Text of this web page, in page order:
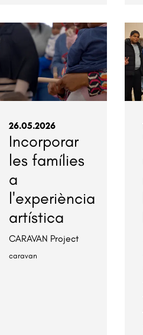
26.05.2026
Incorporar
les famílies
a
l'experiència
artística
CARAVAN Project
caravan